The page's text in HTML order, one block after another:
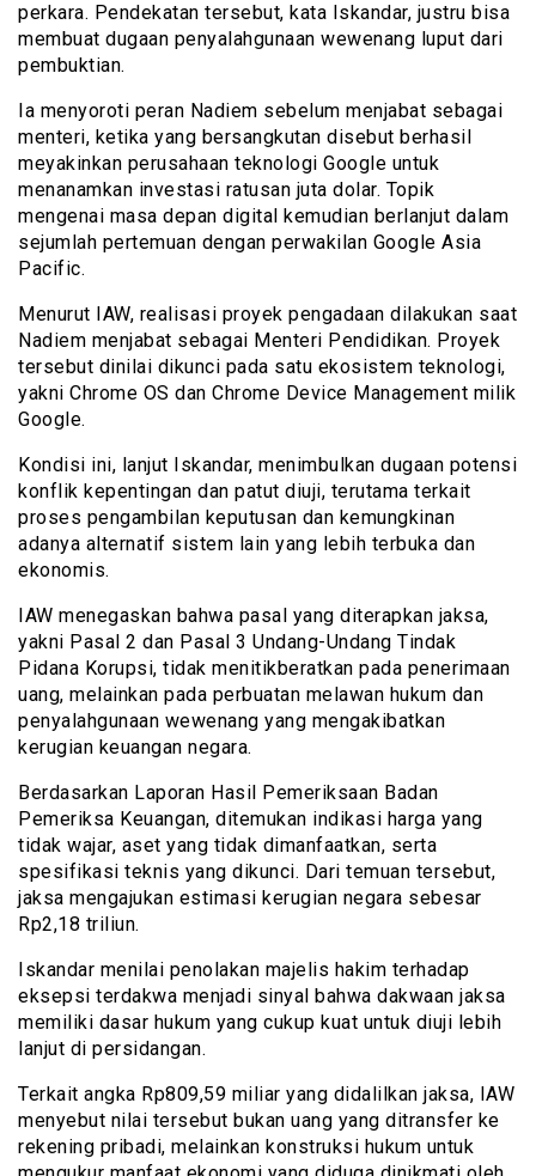
perkara. Pendekatan tersebut, kata Iskandar, justru bisa
membuat dugaan penyalahgunaan wewenang luput dari
pembuktian.
Ia menyoroti peran Nadiem sebelum menjabat sebagai
menteri, ketika yang bersangkutan disebut berhasil
meyakinkan perusahaan teknologi Google untuk
menanamkan investasi ratusan juta dolar. Topik
mengenai masa depan digital kemudian berlanjut dalam
sejumlah pertemuan dengan perwakilan Google Asia
Pacific.
Menurut IAW, realisasi proyek pengadaan dilakukan saat
Nadiem menjabat sebagai Menteri Pendidikan. Proyek
tersebut dinilai dikunci pada satu ekosistem teknologi,
yakni Chrome OS dan Chrome Device Management milik
Google.
Kondisi ini, lanjut Iskandar, menimbulkan dugaan potensi
konflik kepentingan dan patut diuji, terutama terkait
proses pengambilan keputusan dan kemungkinan
adanya alternatif sistem lain yang lebih terbuka dan
ekonomis.
IAW menegaskan bahwa pasal yang diterapkan jaksa,
yakni Pasal 2 dan Pasal 3 Undang-Undang Tindak
Pidana Korupsi, tidak menitikberatkan pada penerimaan
uang, melainkan pada perbuatan melawan hukum dan
penyalahgunaan wewenang yang mengakibatkan
kerugian keuangan negara.
Berdasarkan Laporan Hasil Pemeriksaan Badan
Pemeriksa Keuangan, ditemukan indikasi harga yang
tidak wajar, aset yang tidak dimanfaatkan, serta
spesifikasi teknis yang dikunci. Dari temuan tersebut,
jaksa mengajukan estimasi kerugian negara sebesar
Rp2,18 triliun.
Iskandar menilai penolakan majelis hakim terhadap
eksepsi terdakwa menjadi sinyal bahwa dakwaan jaksa
memiliki dasar hukum yang cukup kuat untuk diuji lebih
lanjut di persidangan.
Terkait angka Rp809,59 miliar yang didalilkan jaksa, IAW
menyebut nilai tersebut bukan uang yang ditransfer ke
rekening pribadi, melainkan konstruksi hukum untuk